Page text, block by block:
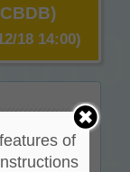
18 14:00)
of